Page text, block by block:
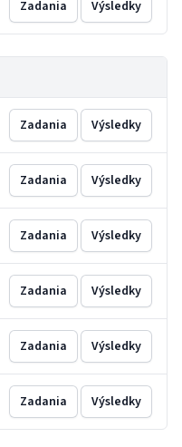
Zadania Výsledky
Zadania Výsledky
Zadania Výsledky
Zadania Výsledky
Zadania Výsledky
Zadania Výsledky
Zadania Výsledky